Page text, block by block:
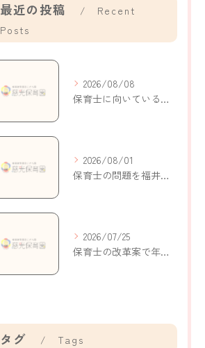
最近の投稿
Recent
Posts
2026/08/08
保育士に向いている人の特徴と自己分析で適性がわかるポイント解説
2026/08/01
保育士の問題を福井県鯖江市持明寺町で考える現状と解決策
2026/07/25
保育士の改革案で年収アップと働きやすさを実現する新制度の活用ポイント
タグ Tags